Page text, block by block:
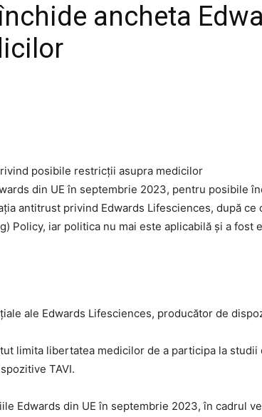
ancheta
din UE în septembrie 2023, pentru posibile
antitrust privind Edwards Lifesciences, după
Policy, iar politica nu mai este aplicabilă și a fost
ale Edwards Lifesciences, producător de
limita libertatea medicilor de a participa la
TAVI.
Edwards din UE în septembrie 2023, în cadrul